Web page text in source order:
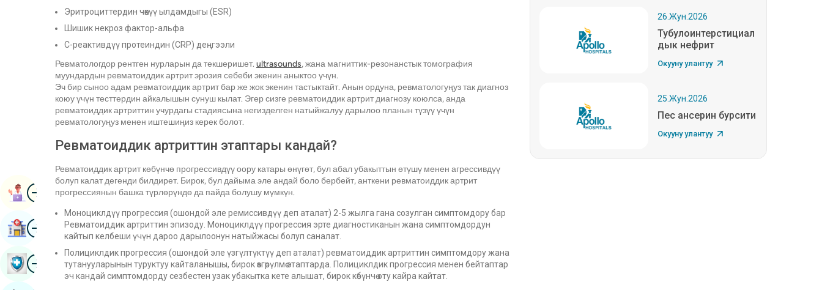
Эритроциттердин чөкүү ылдамдыгы (ESR)
Шишик некроз фактор-альфа
C-реактивдүү протеиндин (CRP) деңгээли
Ревматологдор рентген нурларын да текшеришет. ultrasounds, жана магниттик-резонанстык томография
муундардын ревматоиддик артрит эрозия себеби экенин аныктоо үчүн.
Эч бир сыноо адам ревматоиддик артрит бар же жок экенин тастыктайт. Анын ордуна, ревматологуңуз так диагноз
коюу үчүн тесттердин айкалышын сунуш кылат. Эгер сизге ревматоиддик артрит диагнозу коюлса, анда
ревматоиддик артриттин учурдагы стадиясына негизделген натыйжалуу дарылоо планын түзүү үчүн
ревматологуңуз менен иштешиңиз керек болот.
Ревматоиддик артриттин этаптары кандай?
Ревматоиддик артрит көбүнчө прогрессивдүү оору катары өнүгөт, бул абал убакыттын өтүшү менен агрессивдүү
болуп калат дегенди билдирет. Бирок, бул дайыма эле андай боло бербейт, анткени ревматоиддик артрит
прогрессиянын башка түрлөрүндө да пайда болушу мүмкүн.
Моноциклдүү прогрессия (ошондой эле ремиссивдүү деп аталат) 2-5 жылга гана созулган симптомдору бар
Ревматоиддик артриттин эпизоду. Моноциклдүү прогрессия эрте диагностиканын жана симптомдордун
кайтып келбеши үчүн дароо дарылоонун натыйжасы болуп саналат.
Полициклдик прогрессия (ошондой эле үзгүлтүктүү деп аталат) ревматоиддик артриттин симптомдору жана
тутанууларынын туруктуу кайталанышы, бирок өзгөрүлмө этаптарда. Полициклдик прогрессия менен бейтаптар
эч кандай симптомдорду сезбестен узак убакытка кете алышат, бирок көбүнчө оту кайра кайтат.
26.Жун.2026
Тубулоинтерстициал
дык нефрит
Окууну улантуу
25.Жун.2026
Пес ансерин бурсити
Окууну улантуу
ImageBook Дайындоо
ImageОорукана Табуу
ImageДен Соолукту Текшерүү Китеби